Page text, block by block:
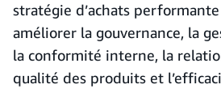
stratégie d’achats
améliorer la gouvernance, la
la conformité interne, la
qualité des produits et